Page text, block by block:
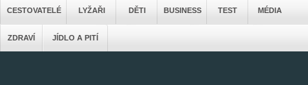
CESTOVATELÉ LYŽAŘI DĚTI BUSINESS TEST MÉDIA
ZDRAVÍ JÍDLO A PITÍ